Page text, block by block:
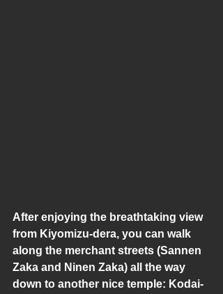
After enjoying the breathtaking view
from Kiyomizu-dera, you can walk
along the merchant streets (Sannen
Zaka and Ninen Zaka) all the way
down to another nice temple: Kodai-